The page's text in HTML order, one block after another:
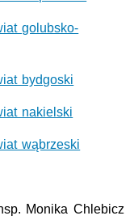
golubsko-
bydgoski
nakielski
wąbrzeski
Monika Chlebicz